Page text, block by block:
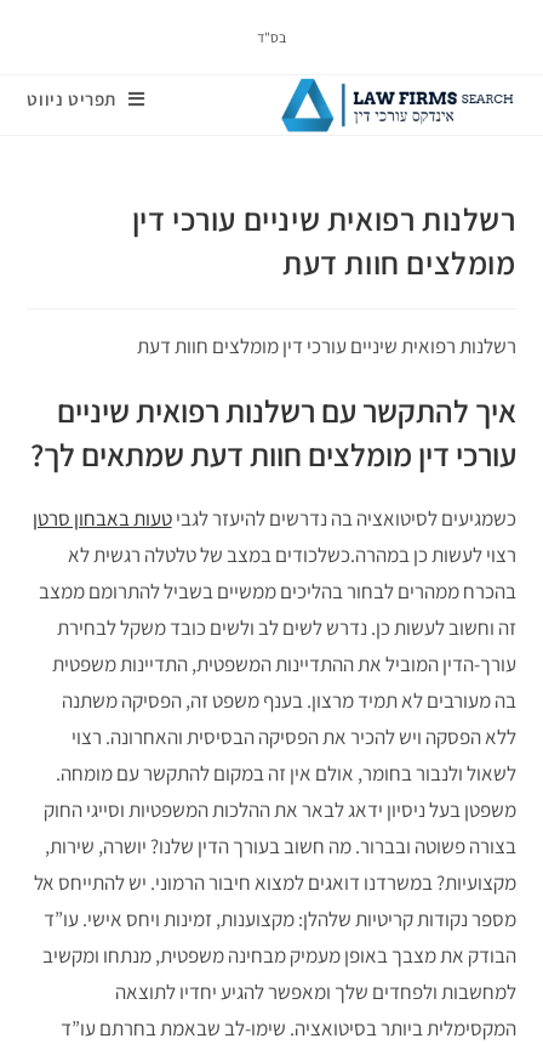
בס"ד
תפריט ניווט
רשלנות רפואית שיניים עורכי דין
מומלצים חוות דעת
רשלנות רפואית שיניים עורכי דין מומלצים חוות דעת
איך להתקשר עם רשלנות רפואית שיניים
עורכי דין מומלצים חוות דעת שמתאים לך?
כשמגיעים לסיטואציה בה נדרשים להיעזר לגביטעות באבחון סרטן
רצוי לעשות כן במהרה.כשלכודים במצב של טלטלה רגשית לא
בהכרח ממהרים לבחור בהליכים ממשיים בשביל להתרומם ממצב
זה וחשוב לעשות כן. נדרש לשים לב ולשים כובד משקל לבחירת
עורך-הדין המוביל את ההתדיינות המשפטית, התדיינות משפטית
בה מעורבים לא תמיד מרצון. בענף משפט זה, הפסיקה משתנה
ללא הפסקה ויש להכיר את הפסיקה הבסיסית והאחרונה. רצוי
לשאול ולנבור בחומר, אולם אין זה במקום להתקשר עם מומחה.
משפטן בעל ניסיון ידאג לבאר את ההלכות המשפטיות וסייגי החוק
בצורה פשוטה ובברור. מה חשוב בעורך הדין שלנו? יושרה, שירות,
מקצועיות? במשרדנו דואגים למצוא חיבור הרמוני. יש להתייחס אל
מספר נקודות קריטיות שלהלן: מקצוענות, זמינות ויחס אישי. עו”ד
הבודק את מצבך באופן מעמיק מבחינה משפטית, מנתחו ומקשיב
למחשבות ולפחדים שלך ומאפשר להגיע יחדיו לתוצאה
המקסימלית ביותר בסיטואציה. שימו-לב שבאמת בחרתם עו”ד